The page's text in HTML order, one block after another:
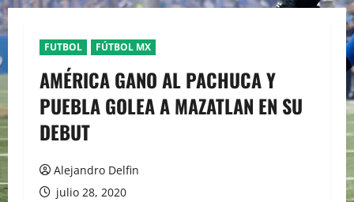
FUTBOL FÚTBOL MX
AMÉRICA GANO AL PACHUCA Y
PUEBLA GOLEA A MAZATLAN EN SU
DEBUT
Alejandro Delfin
julio 28, 2020